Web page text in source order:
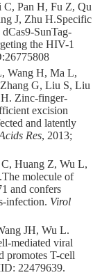
Pan H, Fu Z, Qu
J, Zhu H.Specific
SunTag-
the HIV-1
Wang H, Ma L,
G, Liu S, Liu
Zinc-finger-
excision
and latently
Res, 2013;
Huang Z, Wu L,
The molecule of
and confers
infection. Virol
JH, Wu L.
mediated viral
promotes T-cell
: 22479639.